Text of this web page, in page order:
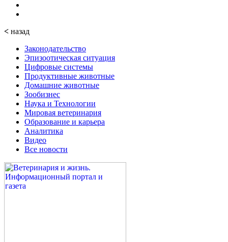
< назад
Законодательство
Эпизоотическая ситуация
Цифровые системы
Продуктивные животные
Домашние животные
Зообизнес
Наука и Технологии
Мировая ветеринария
Образование и карьера
Аналитика
Видео
Все новости